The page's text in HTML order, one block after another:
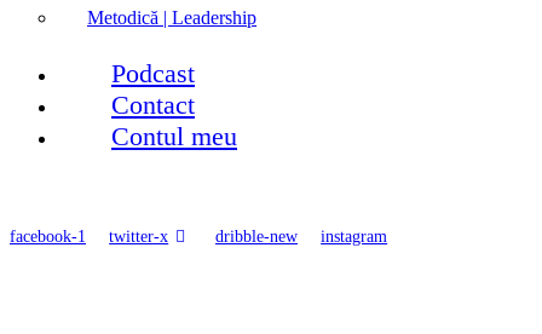
Metodică | Leadership
Podcast
Contact
Contul meu
facebook-1 twitter-x dribble-new instagram